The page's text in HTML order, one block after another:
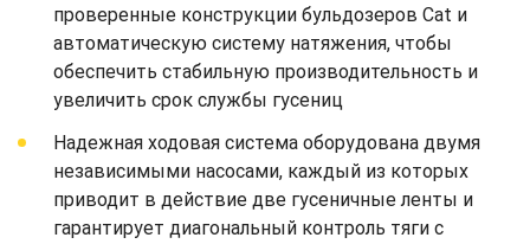
проверенные конструкции бульдозеров Cat и
автоматическую систему натяжения, чтобы
обеспечить стабильную производительность и
увеличить срок службы гусениц
Надежная ходовая система оборудована двумя
независимыми насосами, каждый из которых
приводит в действие две гусеничные ленты и
гарантирует диагональный контроль тяги с